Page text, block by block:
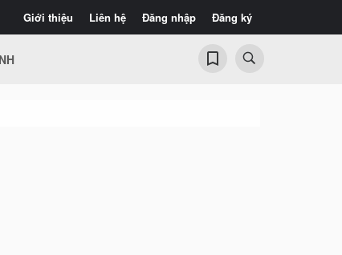
Giới thiệu Liên hệ Đăng nhập Đăng ký